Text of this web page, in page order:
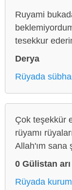
Ruyami
tesekkur
Derya
Rüyada
Çok teşekkür
rüyamı
Allah'ım sana
0 Gülistan arı
Rüyada